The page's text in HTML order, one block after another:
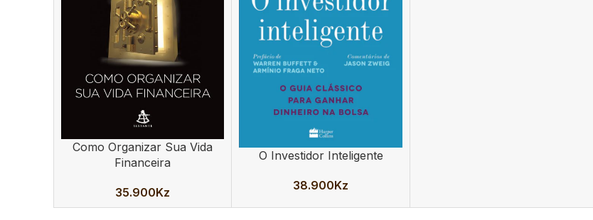
ADICIONAR
Como Organizar Sua Vida
Financeira
35.900Kz
ADICIONAR
O Investidor Inteligente
38.900Kz